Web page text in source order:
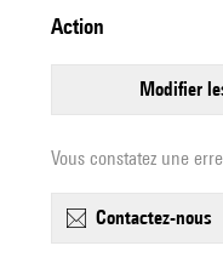
action
modifier
Vous constatez une
contactez-nous